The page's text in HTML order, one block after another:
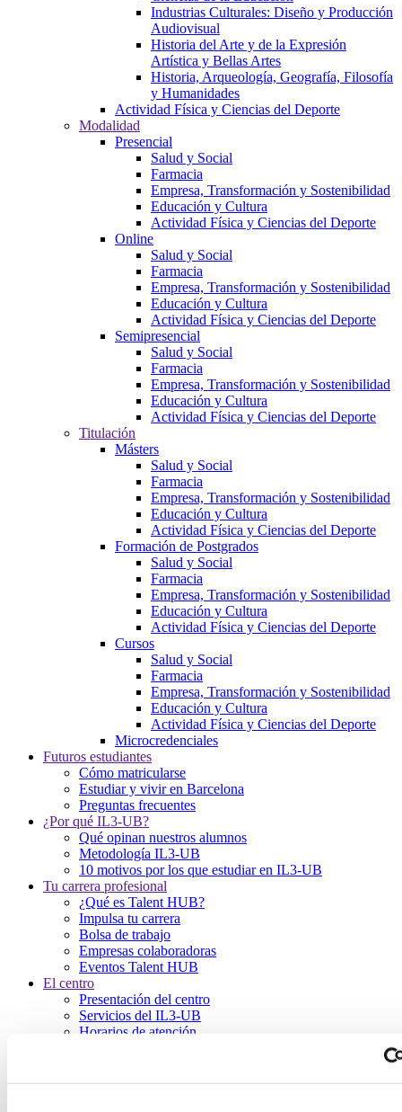
Industrias Culturales: Diseño y Producción
Audiovisual
Historia del Arte y de la Expresión
Artística y Bellas Artes
Historia, Arqueología, Geografía, Filosofía
y Humanidades
Actividad Física y Ciencias del Deporte
Modalidad
Presencial
Salud y Social
Farmacia
Empresa, Transformación y Sostenibilidad
Educación y Cultura
Actividad Física y Ciencias del Deporte
Online
Salud y Social
Farmacia
Empresa, Transformación y Sostenibilidad
Educación y Cultura
Actividad Física y Ciencias del Deporte
Semipresencial
Salud y Social
Farmacia
Empresa, Transformación y Sostenibilidad
Educación y Cultura
Actividad Física y Ciencias del Deporte
Titulación
Másters
Salud y Social
Farmacia
Empresa, Transformación y Sostenibilidad
Educación y Cultura
Actividad Física y Ciencias del Deporte
Formación de Postgrados
Salud y Social
Farmacia
Empresa, Transformación y Sostenibilidad
Educación y Cultura
Actividad Física y Ciencias del Deporte
Cursos
Salud y Social
Farmacia
Empresa, Transformación y Sostenibilidad
Educación y Cultura
Actividad Física y Ciencias del Deporte
Microcredenciales
Futuros estudiantes
Cómo matricularse
Estudiar y vivir en Barcelona
Preguntas frecuentes
¿Por qué IL3-UB?
Qué opinan nuestros alumnos
Metodología IL3-UB
10 motivos por los que estudiar en IL3-UB
Tu carrera profesional
¿Qué es Talent HUB?
Impulsa tu carrera
Bolsa de trabajo
Empresas colaboradoras
Eventos Talent HUB
El centro
Presentación del centro
Servicios del IL3-UB
Horarios de atención